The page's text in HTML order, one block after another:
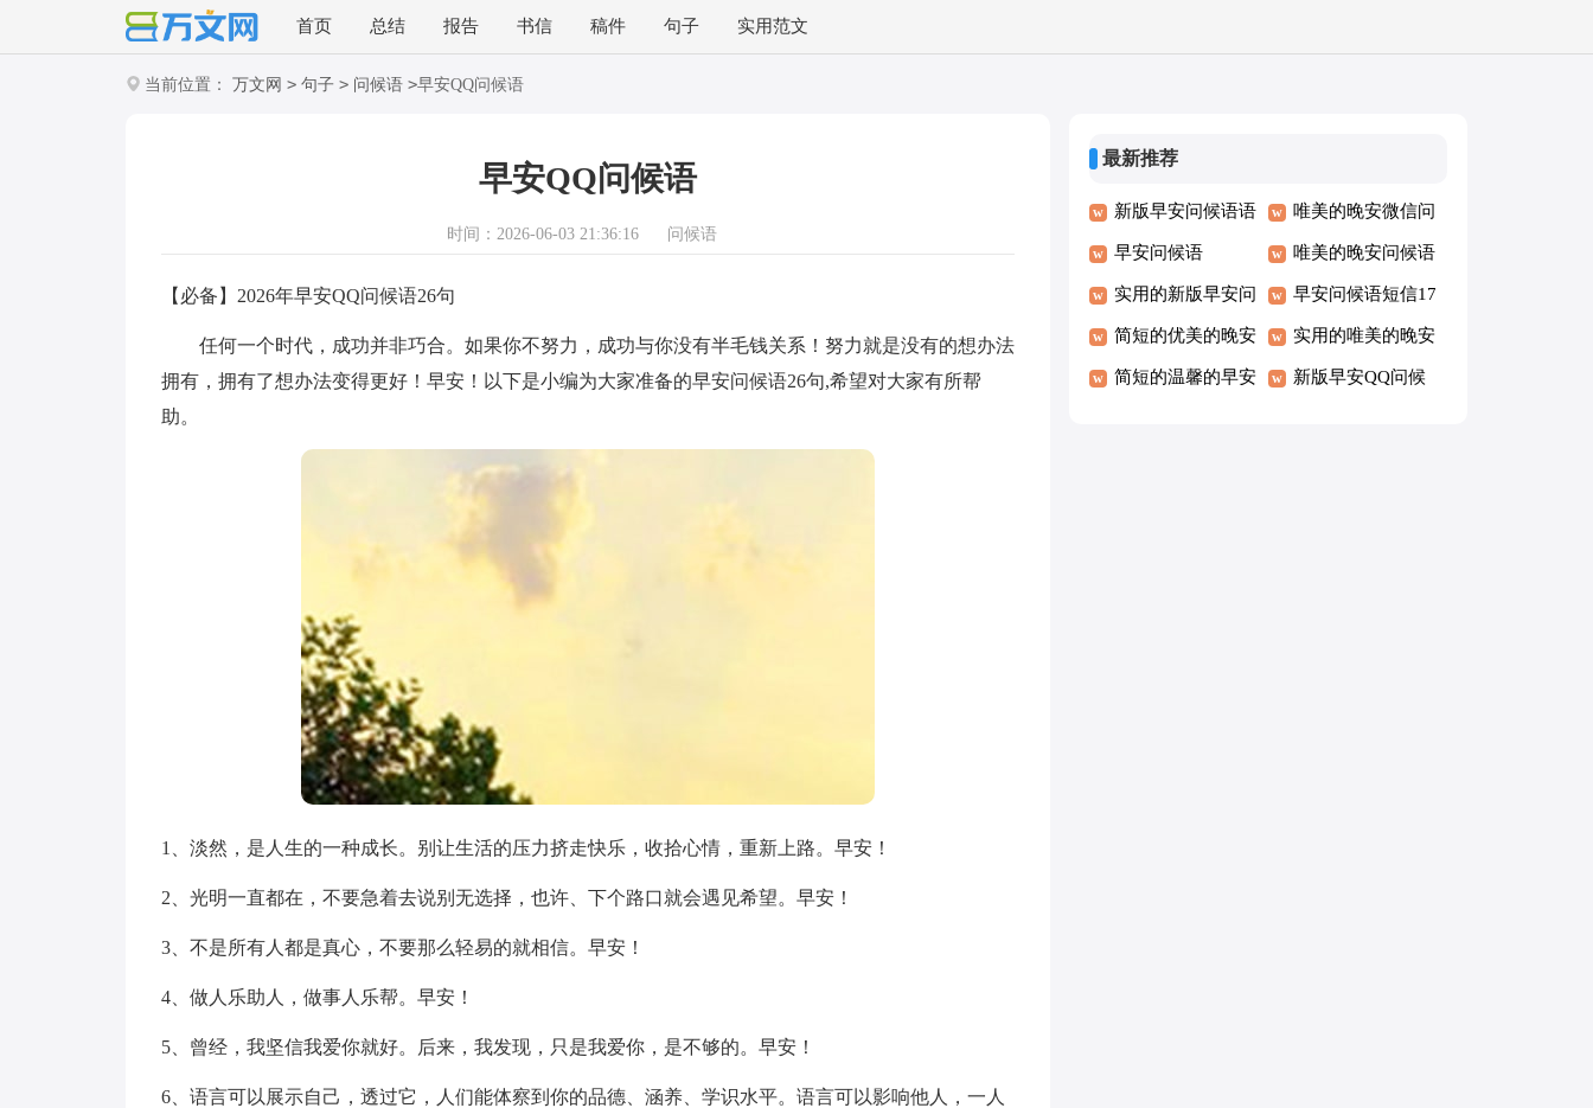
首页 总结 报告 书信 稿件 句子 实用范文
当前位置： 万文网 > 句子 > 问候语 >早安QQ问候语
早安QQ问候语
时间：2026-06-03 21:36:16 问候语
【必备】2026年早安QQ问候语26句
任何一个时代，成功并非巧合。如果你不努力，成功与你没有半毛钱关系！努力就是没有的想办法
拥有，拥有了想办法变得更好！早安！以下是小编为大家准备的早安问候语26句,希望对大家有所帮
助。
1、淡然，是人生的一种成长。别让生活的压力挤走快乐，收拾心情，重新上路。早安！
2、光明一直都在，不要急着去说别无选择，也许、下个路口就会遇见希望。早安！
3、不是所有人都是真心，不要那么轻易的就相信。早安！
4、做人乐助人，做事人乐帮。早安！
5、曾经，我坚信我爱你就好。后来，我发现，只是我爱你，是不够的。早安！
6、语言可以展示自己，透过它，人们能体察到你的品德、涵养、学识水平。语言可以影响他人，一人
最新推荐
新版早安问候语语
录60条
唯美的晚安微信问
候语24条
早安问候语 唯美的晚安问候语
短信摘录54条
实用的新版早安问
候语
早安问候语短信17
条
简短的优美的晚安
朋友圈问候语
实用的唯美的晚安
问候语
简短的温馨的早安 新版早安QQ问候